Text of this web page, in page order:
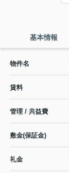
基本情報
物件名
賃料
管理 / 共益費
敷金(保証金)
礼金